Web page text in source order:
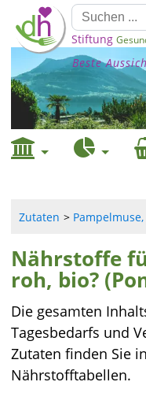
Stiftung
Beste
Zutaten
Nährstoffe
roh, bio?
Die gesamten
Tagesbedarfs und
Zutaten finden Sie
Nährstofftabellen.